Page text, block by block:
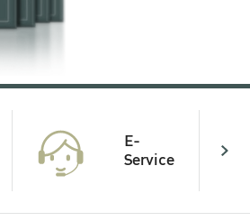
E-
Service